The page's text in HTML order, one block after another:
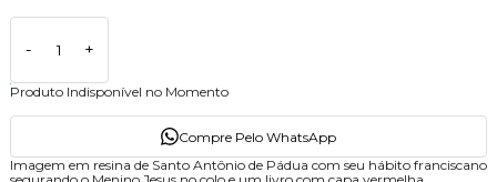
- +
Produto Indisponível no Momento
Compre Pelo WhatsApp
Imagem em resina de Santo Antônio de Pádua com seu hábito franciscano